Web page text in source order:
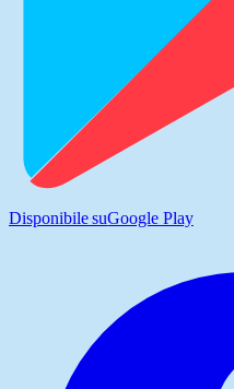
Disponibile suGoogle Play